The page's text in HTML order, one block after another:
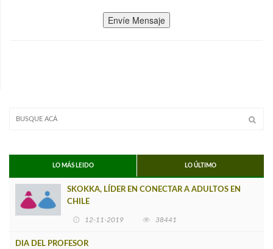
Envíe Mensaje
LO MÁS LEIDO LO ÚLTIMO
SKOKKA, LÍDER EN CONECTAR A ADULTOS EN
CHILE
12-11-2019 38441
DIA DEL PROFESOR